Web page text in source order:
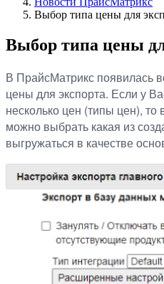
Выбор типа цены для
Выбор типа цены
В ПрайсМатрикс появилась
цены для экспорта. Если у
несколько цен (типы цен), то
можно выбрать какая из
выгружаться в качестве